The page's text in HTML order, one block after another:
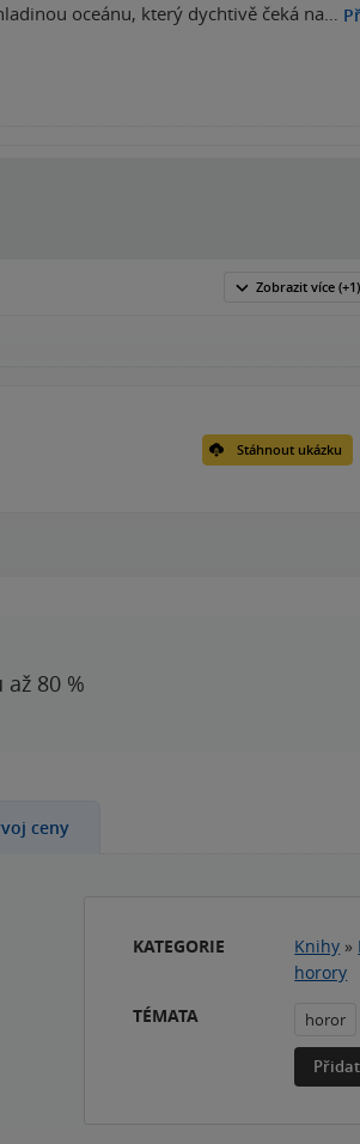
oceánu, který dychtivě čeká na…
Zobrazit více (+1)
Stáhnout ukázku
80 %
ceny
KATEGORIE Knihy »
horory
TÉMATA
horor